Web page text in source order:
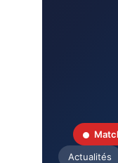
Actualités